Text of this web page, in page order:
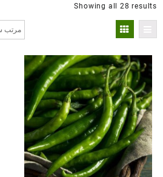
Showing all 28 results
Sorted